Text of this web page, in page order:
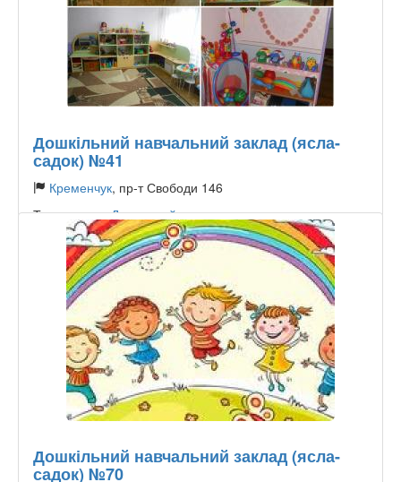
Дошкільний навчальний заклад (ясла-
садок) №41
Кременчук, пр-т Свободи 146
Тип садочку:Державний
Дошкільний навчальний заклад (ясла-
садок) №70